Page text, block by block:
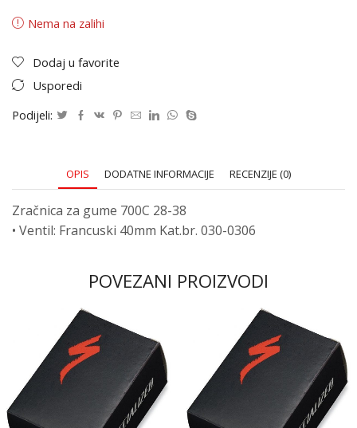
Nema na zalihi
Dodaj u favorite
Usporedi
Podijeli:
OPIS DODATNE INFORMACIJE RECENZIJE (0)
Zračnica za gume 700C 28-38
• Ventil: Francuski 40mm Kat.br. 030-0306
POVEZANI PROIZVODI